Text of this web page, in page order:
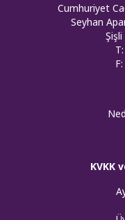
Cumhuriyet
Seyhan
KVKK